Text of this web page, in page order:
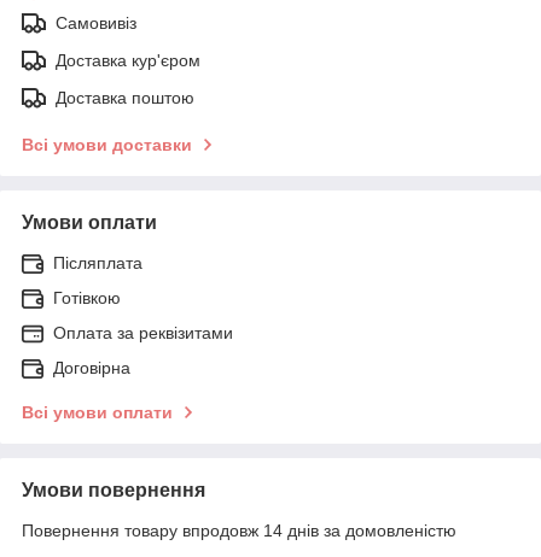
Самовивіз
Доставка кур'єром
Доставка поштою
Всі умови доставки
Умови оплати
Післяплата
Готівкою
Оплата за реквізитами
Договірна
Всі умови оплати
Умови повернення
Повернення товару впродовж 14 днів за домовленістю